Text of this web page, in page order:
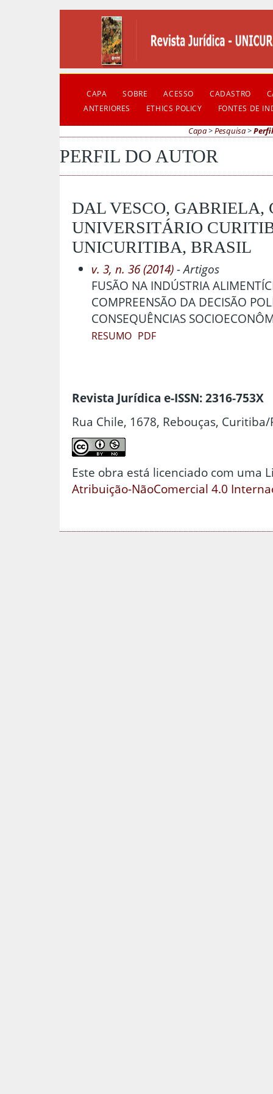
CAPA SOBRE ACESSO CADASTRO
ANTERIORES
ETHICS POLICY FONTES DE
Capa>Pesquisa>
PERFIL DO AUTOR
DAL VESCO, GABRIELA,
UNIVERSITÁRIO
UNICURITIBA, BRASIL
v. 3, n. 36 (2014)- Artigos
FUSÃO NA INDÚSTRIA
COMPREENSÃO DA DECISÃO
CONSEQUÊNCIAS
RESUMO PDF
Revista Jurídica e-ISSN: 2316-753X
Rua Chile, 1678, Rebouças, Curitiba/
Este obra está licenciado com uma
Atribuição-NãoComercial 4.0